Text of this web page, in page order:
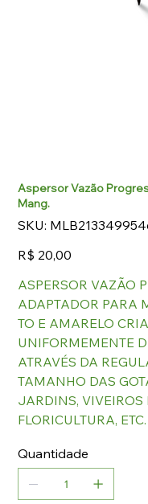
Aspersor Vazão
Mang.
SKU: SKU
MLB2133499546
Preço
R$ 20,00
ASPERSOR VAZÃO
ADAPTADOR PARA
TO E AMARELO
UNIFORMEMENTE
ATRAVÉS DA
TAMANHO DAS
JARDINS, VIVEIROS
FLORICULTURA,
Quantidade